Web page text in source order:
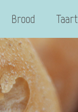
Brood Taart